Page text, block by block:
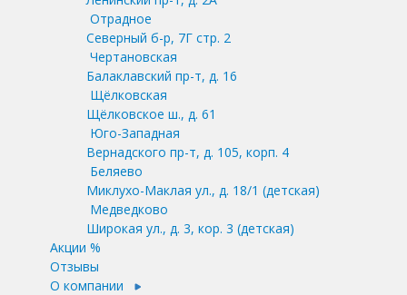
Отрадное
Северный б-р, 7Г стр. 2
Чертановская
Балаклавский пр-т, д. 16
Щёлковская
Щёлковское ш., д. 61
Юго-Западная
Вернадского пр-т, д. 105, корп. 4
Беляево
Миклухо-Маклая ул., д. 18/1 (детская)
Медведково
Широкая ул., д. 3, кор. 3 (детская)
Акции %
Отзывы
О компании